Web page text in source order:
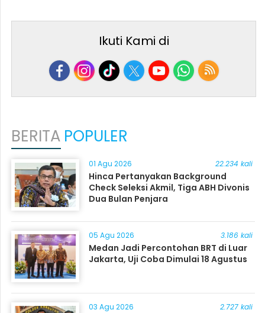
Ikuti Kami di
BERITA POPULER
01 Agu 2026 22.234 kali
Hinca Pertanyakan Background
Check Seleksi Akmil, Tiga ABH Divonis
Dua Bulan Penjara
05 Agu 2026 3.186 kali
Medan Jadi Percontohan BRT di Luar
Jakarta, Uji Coba Dimulai 18 Agustus
03 Agu 2026 2.727 kali